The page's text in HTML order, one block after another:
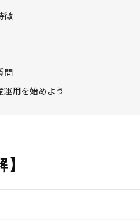
徴
問
用を始めよう